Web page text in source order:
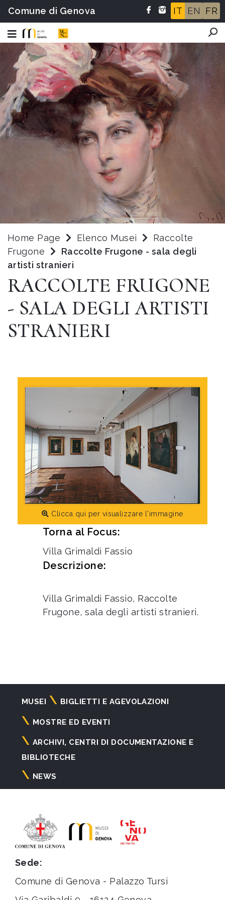
Comune di Genova IT EN FR
Home Page Elenco Musei
Raccolte
Frugone
Raccolte Frugone - sala degli
artisti stranieri
RACCOLTE FRUGONE
- SALA DEGLI ARTISTI
STRANIERI
Clicca qui per visualizzare l'immagine
Torna al Focus:
Villa Grimaldi Fassio
Descrizione:
Villa Grimaldi Fassio, Raccolte
Frugone, sala degli artisti stranieri.
Navigazione
principale
MUSEI BIGLIETTI E AGEVOLAZIONI
MOSTRE ED EVENTI
ARCHIVI, CENTRI DI DOCUMENTAZIONE E
BIBLIOTECHE
NEWS
Sede:
Comune di Genova - Palazzo Tursi